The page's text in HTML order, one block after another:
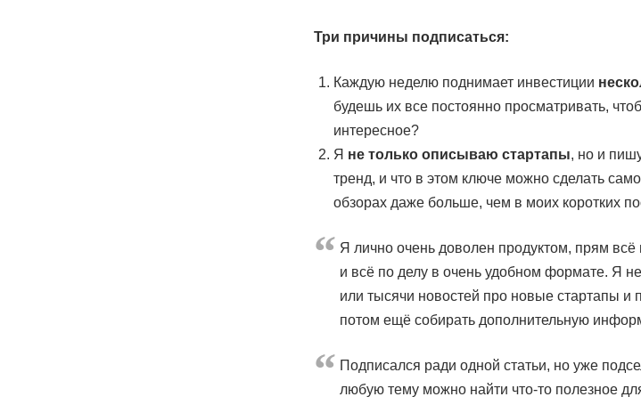
Три причины подписаться:
Каждую неделю поднимает инвестиции
будешь их все постоянно просматривать,
интересное?
Я не только описываю стартапы, но и
тренд, и что в этом ключе можно сделать
обзорах даже больше, чем в моих коротких
Я лично очень доволен продуктом, прям всё
и всё по делу в очень удобном формате. Я
или тысячи новостей про новые стартапы и
потом ещё собирать дополнительную
Подписался ради одной статьи, но уже
любую тему можно найти что-то полезное